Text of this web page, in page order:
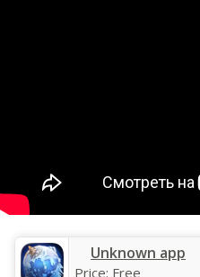
Unknown app
Price: Free